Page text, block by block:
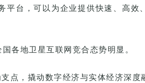
台，可以为企业提供快速、高效
各地卫星互联网竞合态势明显。
点，撬动数字经济与实体经济深度